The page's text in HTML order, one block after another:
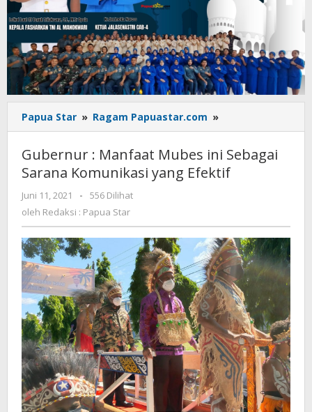
Papua Star » Ragam Papuastar.com »
:
Mubes
ini
Efektif
Gubernur : Manfaat Mubes ini Sebagai
Sarana Komunikasi yang Efektif
Juni 11, 2021
oleh
Redaksi
Star
-
556 Dilihat
oleh Redaksi : Papua Star